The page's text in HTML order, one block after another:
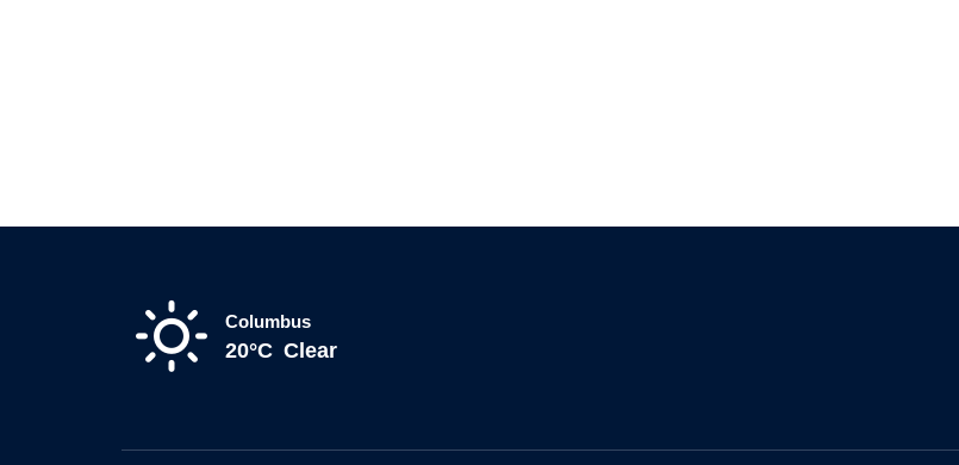
Columbus
20°C Clear